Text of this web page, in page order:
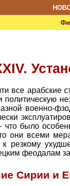
все арабские
политическую
военно-
что было
они всеми
к резкому
феодалам
Сирии и